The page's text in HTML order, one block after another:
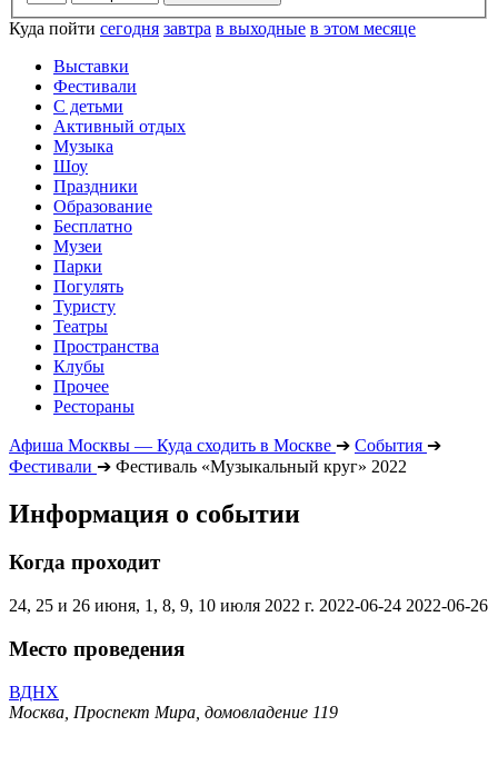
Куда пойти сегодня завтра в выходные в этом месяце
Выставки
Фестивали
С детьми
Активный отдых
Музыка
Шоу
Праздники
Образование
Бесплатно
Музеи
Парки
Погулять
Туристу
Театры
Пространства
Клубы
Прочее
Рестораны
Афиша Москвы — Куда сходить в Москве ➔ События ➔
Фестивали ➔ Фестиваль «Музыкальный круг» 2022
Информация о событии
Когда проходит
24, 25 и 26 июня, 1, 8, 9, 10 июля 2022 г. 2022-06-24 2022-06-26
Место проведения
ВДНХ
Москва, Проспект Мира, домовладение 119